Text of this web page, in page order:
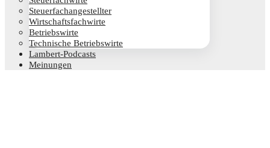
Steu­er­fach­an­ge­stell­ter
Wirt­schafts­fach­wir­te
Betriebs­wir­te
Tech­ni­sche Betriebswirte
Lam­­bert-Pod­­casts
Mei­nun­gen